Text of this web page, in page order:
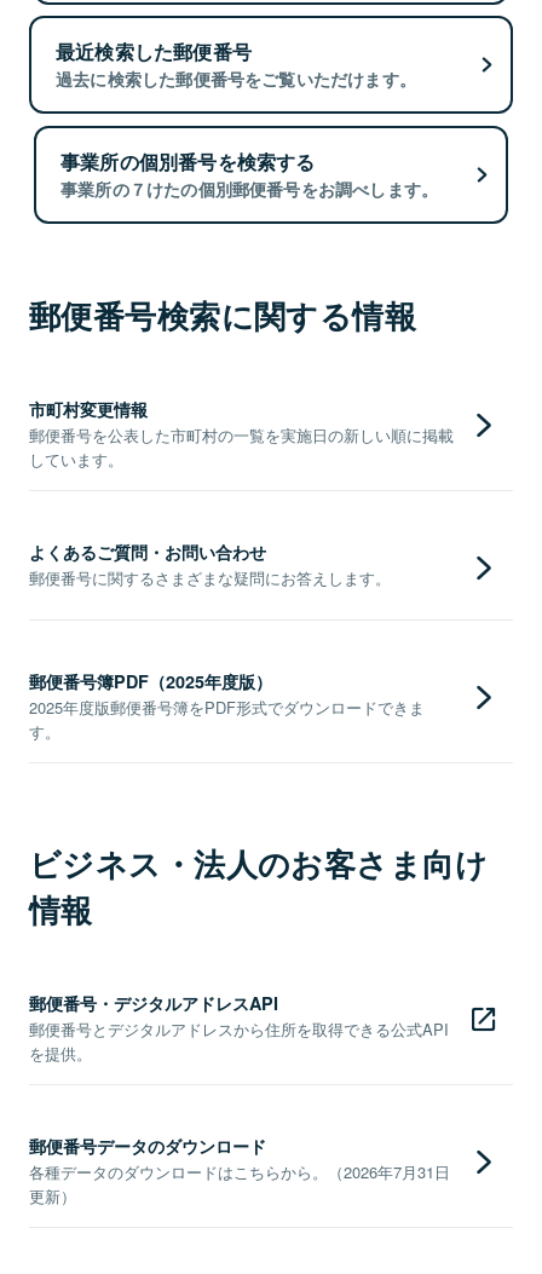
最近検索した郵便番号
過去に検索した郵便番号をご覧いただけます。
事業所の個別番号を検索する
事業所の７けたの個別郵便番号をお調べします。
郵便番号検索に関する情報
市町村変更情報
郵便番号を公表した市町村の一覧を実施日の新しい順に掲載
しています。
よくあるご質問・お問い合わせ
郵便番号に関するさまざまな疑問にお答えします。
郵便番号簿PDF（2025年度版）
2025年度版郵便番号簿をPDF形式でダウンロードできま
す。
ビジネス・法人のお客さま向け
情報
郵便番号・デジタルアドレスAPI
郵便番号とデジタルアドレスから住所を取得できる公式API
を提供。
郵便番号データのダウンロード
各種データのダウンロードはこちらから。（2026年7月31日
更新）